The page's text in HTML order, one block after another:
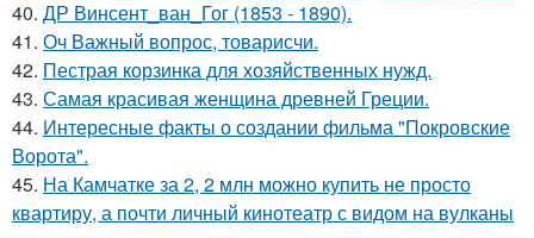
40. ДР Винсент_ван_Гог (1853 - 1890).
41. Оч Важный вопрос, товарисчи.
42. Пестрая корзинка для хозяйственных нужд.
43. Самая красивая женщина древней Греции.
44. Интересные факты о создании фильма "Покровские
Ворота".
45. На Камчатке за 2, 2 млн можно купить не просто
квартиру, а почти личный кинотеатр с видом на вулканы